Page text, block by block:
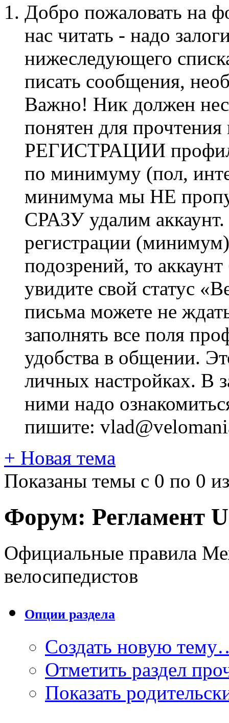
Добро пожаловать на
нас читать - надо
нижеследующего
писать сообщения,
Важно! Ник должен
понятен для
РЕГИСТРАЦИИ профиль
по минимуму (пол,
минимума мы НЕ
СРАЗУ удалим
регистрации
подозрений, то
увидите свой статус
письма можете не
заполнять все поля
удобства в общении.
личных настройках. В
ними надо
пишите:
+ Новая тема
Показаны темы с 0 по 0
Форум: Регламент
Официальные правила
велосипедистов
Опции раздела
Создать новую
Отметить раздел
Показать